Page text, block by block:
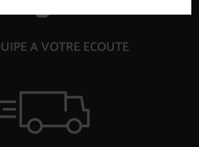
A VOTRE ECOUTE